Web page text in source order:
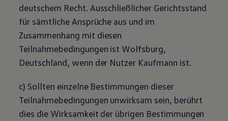
deutschem Recht. Ausschließlicher Gerichtsstand
für sämtliche Ansprüche aus und im
Zusammenhang mit diesen
Teilnahmebedingungen ist Wolfsburg,
Deutschland, wenn der Nutzer Kaufmann ist.
c) Sollten einzelne Bestimmungen dieser
Teilnahmebedingungen unwirksam sein, berührt
dies die Wirksamkeit der übrigen Bestimmungen